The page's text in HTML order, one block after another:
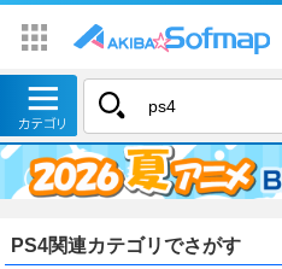
PS4関連カテゴリでさがす